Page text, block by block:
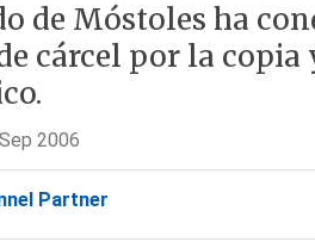
de Móstoles ha
cárcel por la
2006
Partner